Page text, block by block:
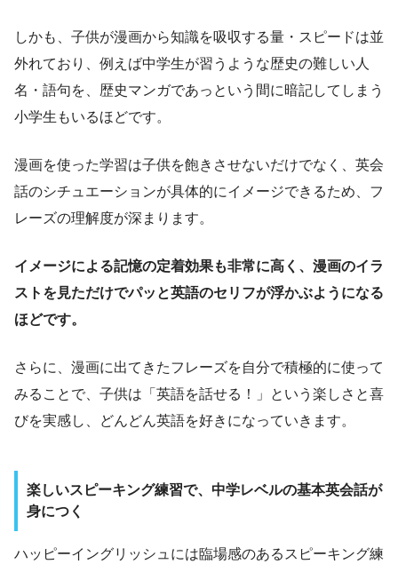
しかも、子供が漫画から知識を吸収する量・スピードは並
外れており、例えば中学生が習うような歴史の難しい人
名・語句を、歴史マンガであっという間に暗記してしまう
小学生もいるほどです。
漫画を使った学習は子供を飽きさせないだけでなく、英会
話のシチュエーションが具体的にイメージできるため、フ
レーズの理解度が深まります。
イメージによる記憶の定着効果も非常に高く、漫画のイラ
ストを見ただけでパッと英語のセリフが浮かぶようになる
ほどです。
さらに、漫画に出てきたフレーズを自分で積極的に使って
みることで、子供は「英語を話せる！」という楽しさと喜
びを実感し、どんどん英語を好きになっていきます。
楽しいスピーキング練習で、中学レベルの基本英会話が
身につく
ハッピーイングリッシュには臨場感のあるスピーキング練